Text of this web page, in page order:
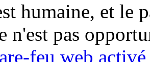
humaine, et le
n'est pas
feu web activé